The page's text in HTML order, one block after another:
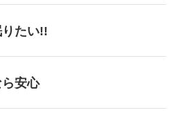
たい!!
安心